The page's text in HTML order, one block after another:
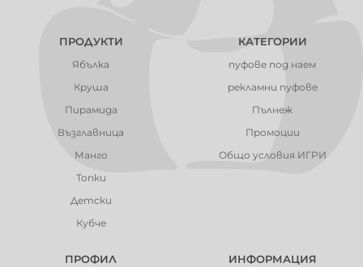
ПРОДУКТИ
Ябълка
Круша
Пирамида
Възглавница
Манго
Топки
Детски
Кубче
КАТЕГОРИИ
пуфове под наем
рекламни пуфове
Пълнеж
Промоции
Общо условия ИГРИ
ПРОФИЛ ИНФОРМАЦИЯ